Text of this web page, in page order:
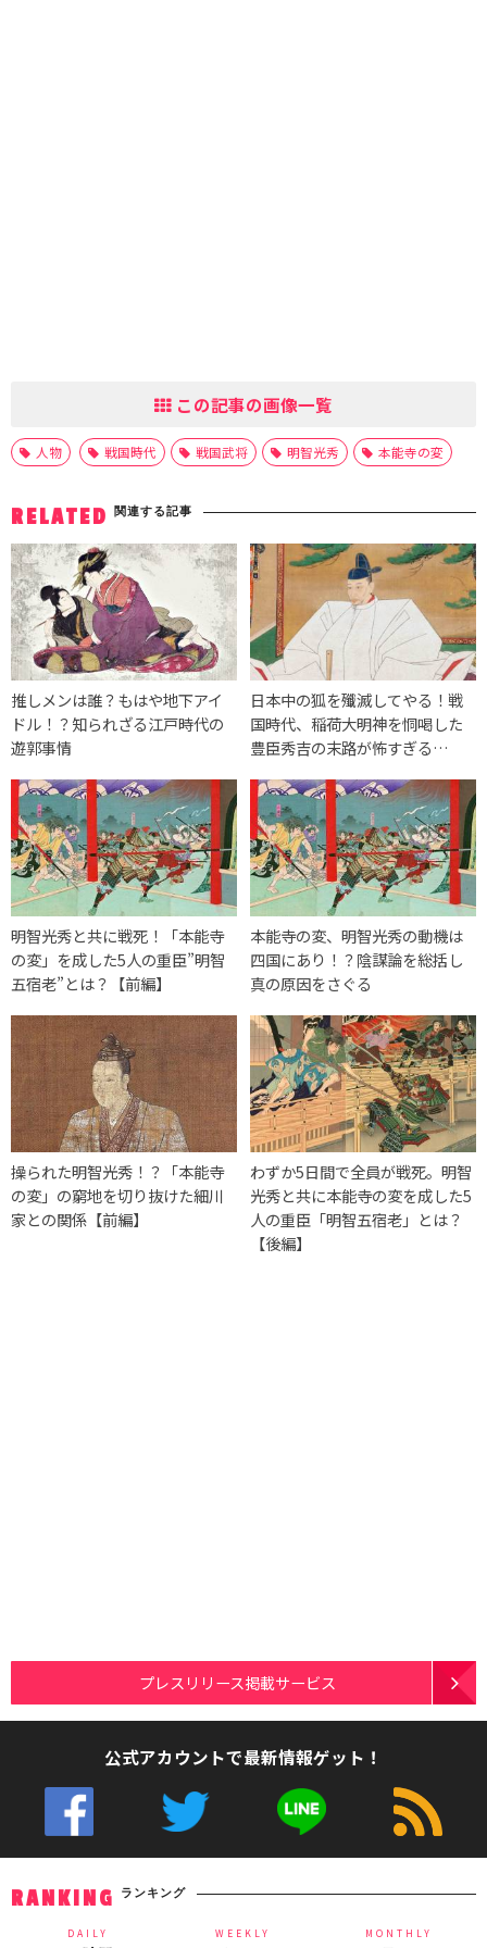
この記事の画像一覧
人物 戦国時代 戦国武将 明智光秀 本能寺の変
RELATED 関連する記事
推しメンは誰？もはや地下アイ
ドル！？知られざる江戸時代の
遊郭事情
日本中の狐を殲滅してやる！戦
国時代、稲荷大明神を恫喝した
豊臣秀吉の末路が怖すぎる…
明智光秀と共に戦死！「本能寺
の変」を成した5人の重臣”明智
五宿老”とは？【前編】
本能寺の変、明智光秀の動機は
四国にあり！？陰謀論を総括し
真の原因をさぐる
操られた明智光秀！？「本能寺
の変」の窮地を切り抜けた細川
家との関係【前編】
わずか5日間で全員が戦死。明智
光秀と共に本能寺の変を成した5
人の重臣「明智五宿老」とは？
【後編】
プレスリリース掲載サービス
公式アカウントで最新情報ゲット！
RANKING ランキング
DAILY WEEKLY MONTHLY